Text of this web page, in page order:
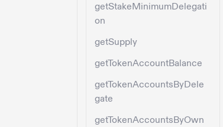
getStakeMinimumDelegati
on
getSupply
getTokenAccountBalance
getTokenAccountsByDele
gate
getTokenAccountsByOwn